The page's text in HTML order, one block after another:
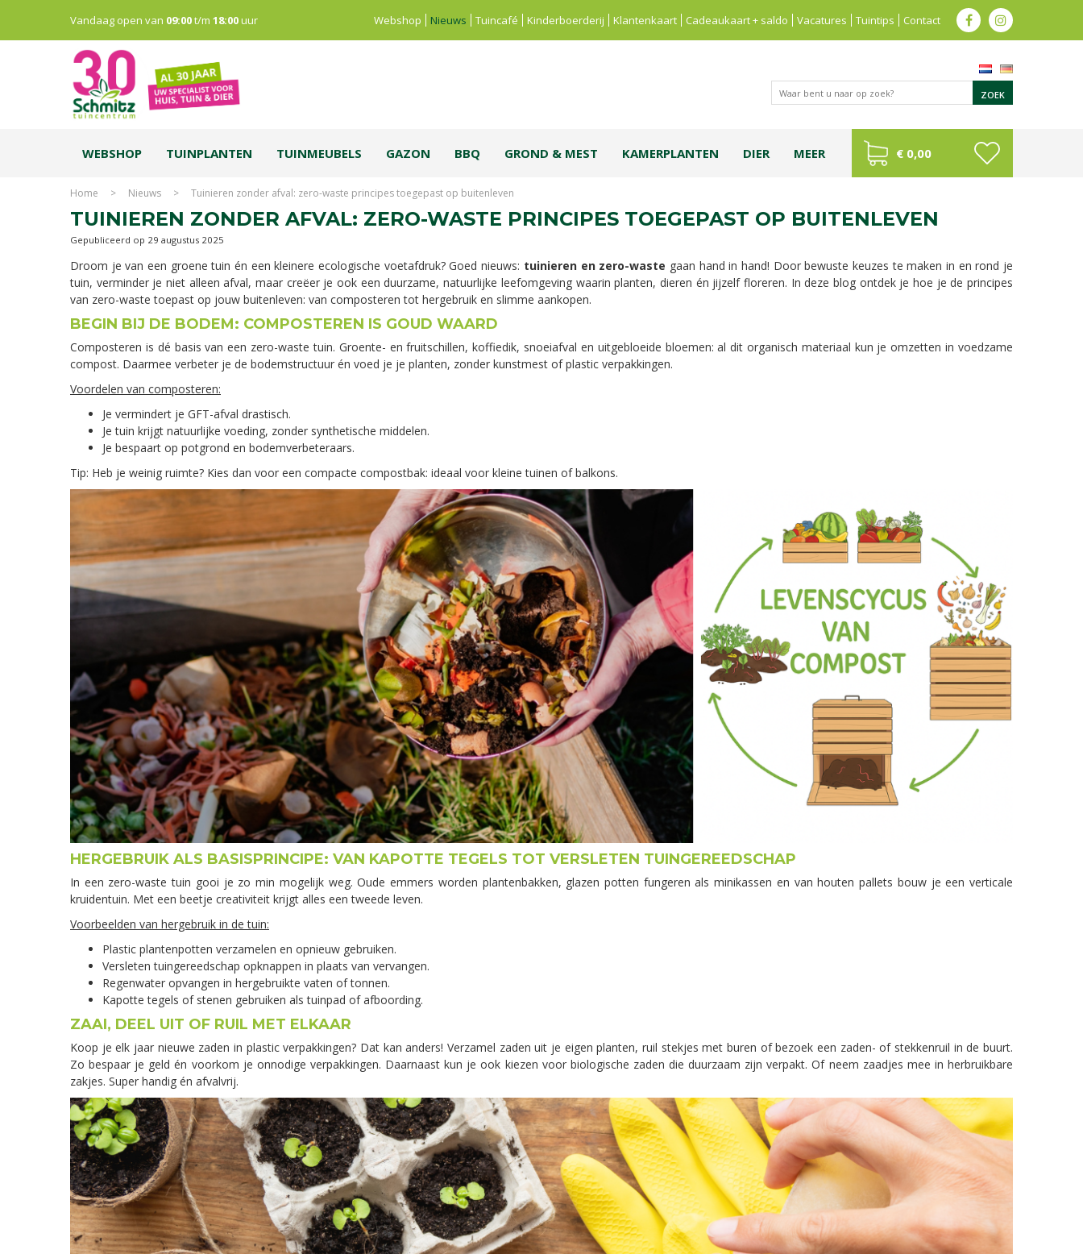
Home > Nieuws > Tuinieren zonder afval: zero-waste principes toegepast op buitenleven
Vandaag open van 09:00t/m 18:00uur Webshop Nieuws Tuincafé Kinderboerderij Klantenkaart Cadeaukaart + saldo Vacatures Tuintips Contact
WEBSHOP TUINPLANTEN TUINMEUBELS GAZON BBQ GROND & MEST KAMERPLANTEN DIER MEER € 0,00
TUINIEREN ZONDER AFVAL: ZERO-WASTE PRINCIPES TOEGEPAST OP BUITENLEVEN
Gepubliceerd op 29 augustus 2025
Droom je van een groene tuin én een kleinere ecologische voetafdruk? Goed nieuws: tuinieren en zero-waste gaan hand in hand! Door bewuste keuzes te maken in en rond je
tuin, verminder je niet alleen afval, maar creëer je ook een duurzame, natuurlijke leefomgeving waarin planten, dieren én jijzelf floreren. In deze blog ontdek je hoe je de principes
van zero-waste toepast op jouw buitenleven: van composteren tot hergebruik en slimme aankopen.
BEGIN BIJ DE BODEM: COMPOSTEREN IS GOUD WAARD
Composteren is dé basis van een zero-waste tuin. Groente- en fruitschillen, koffiedik, snoeiafval en uitgebloeide bloemen: al dit organisch materiaal kun je omzetten in voedzame
compost. Daarmee verbeter je de bodemstructuur én voed je je planten, zonder kunstmest of plastic verpakkingen.
Voordelen van composteren:
Je vermindert je GFT-afval drastisch.
Je tuin krijgt natuurlijke voeding, zonder synthetische middelen.
Je bespaart op potgrond en bodemverbeteraars.
Tip: Heb je weinig ruimte? Kies dan voor een compacte compostbak: ideaal voor kleine tuinen of balkons.
HERGEBRUIK ALS BASISPRINCIPE: VAN KAPOTTE TEGELS TOT VERSLETEN TUINGEREEDSCHAP
In een zero-waste tuin gooi je zo min mogelijk weg. Oude emmers worden plantenbakken, glazen potten fungeren als minikassen en van houten pallets bouw je een verticale
kruidentuin. Met een beetje creativiteit krijgt alles een tweede leven.
Voorbeelden van hergebruik in de tuin:
Plastic plantenpotten verzamelen en opnieuw gebruiken.
Versleten tuingereedschap opknappen in plaats van vervangen.
Regenwater opvangen in hergebruikte vaten of tonnen.
Kapotte tegels of stenen gebruiken als tuinpad of afboording.
ZAAI, DEEL UIT OF RUIL MET ELKAAR
Koop je elk jaar nieuwe zaden in plastic verpakkingen? Dat kan anders! Verzamel zaden uit je eigen planten, ruil stekjes met buren of bezoek een zaden- of stekkenruil in de buurt.
Zo bespaar je geld én voorkom je onnodige verpakkingen. Daarnaast kun je ook kiezen voor biologische zaden die duurzaam zijn verpakt. Of neem zaadjes mee in herbruikbare
zakjes. Super handig én afvalvrij.